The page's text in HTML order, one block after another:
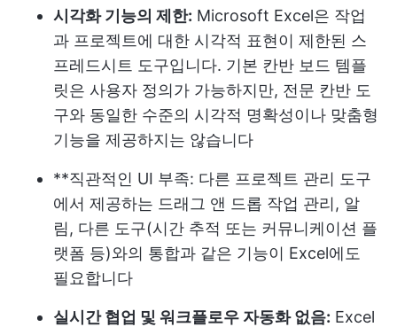
시각화 기능의 제한: Microsoft Excel은 작업
과 프로젝트에 대한 시각적 표현이 제한된 스
프레드시트 도구입니다. 기본 칸반 보드 템플
릿은 사용자 정의가 가능하지만, 전문 칸반 도
구와 동일한 수준의 시각적 명확성이나 맞춤형
기능을 제공하지는 않습니다
**직관적인 UI 부족: 다른 프로젝트 관리 도구
에서 제공하는 드래그 앤 드롭 작업 관리, 알
림, 다른 도구(시간 추적 또는 커뮤니케이션 플
랫폼 등)와의 통합과 같은 기능이 Excel에도
필요합니다
실시간 협업 및 워크플로우 자동화 없음: Excel